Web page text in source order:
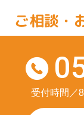
ご相談・
受付時間／